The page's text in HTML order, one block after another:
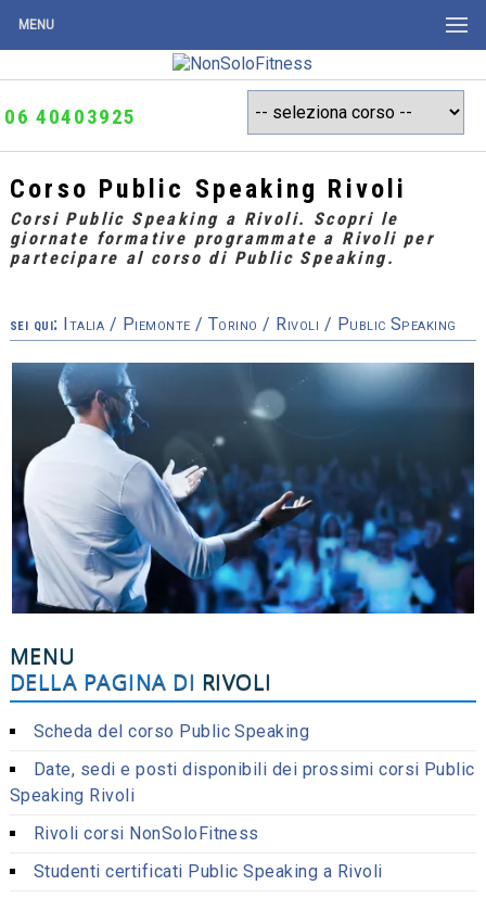
06 40403925
Corso Public Speaking Rivoli
Corsi Public Speaking a Rivoli. Scopri le
giornate formative programmate a Rivoli per
partecipare al corso di Public Speaking.
sei qui: Italia / Piemonte / Torino/ Rivoli / Public Speaking
MENU
DELLA PAGINA DI RIVOLI
Scheda del corso Public Speaking
Date, sedi e posti disponibili dei prossimi corsi Public
Speaking Rivoli
Rivoli corsi NonSoloFitness
Studenti certificati Public Speaking a Rivoli
MENU